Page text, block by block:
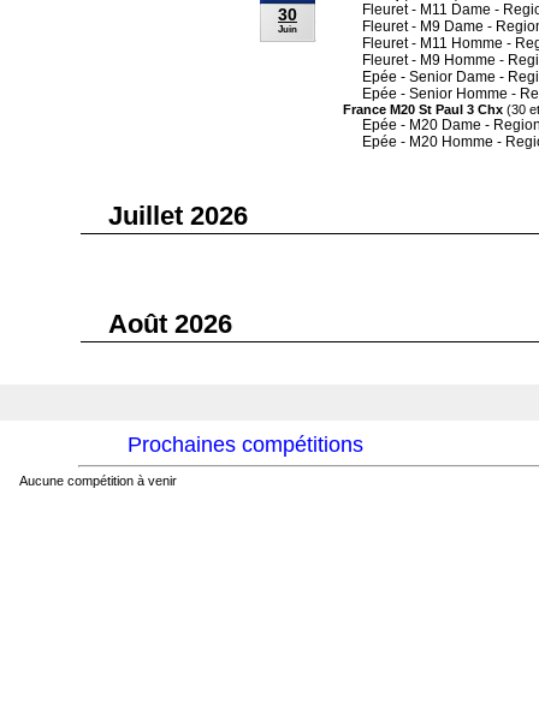
30
Juin
Fleuret - M11 Dame -
Fleuret - M9 Dame -
Fleuret - M11 Homme -
Fleuret - M9 Homme -
Epée - Senior Dame -
Epée - Senior Homme -
France M20 St Paul 3 Chx (30
Epée - M20 Dame -
Epée - M20 Homme -
Juillet 2026
Août 2026
Prochaines compétitions
Aucune compétition à venir